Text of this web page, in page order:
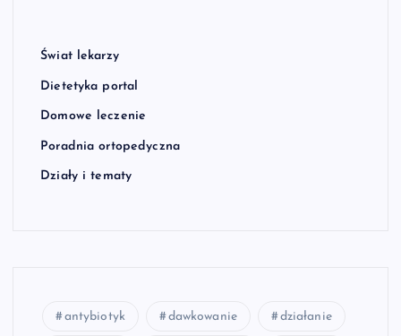
Świat lekarzy
Dietetyka portal
Domowe leczenie
Poradnia ortopedyczna
Działy i tematy
antybiotyk dawkowanie działanie